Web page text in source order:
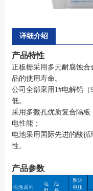
详细介绍
产品特性
正板栅采用多元耐腐蚀
品的使用寿命。
公司全部采用1#电解铅
低。
采用多微孔优质复合隔
电性能；
电池采用国际先进的酸
性。
产品参数